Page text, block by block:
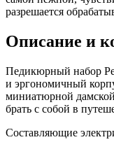
разрешается
Описание и
Педикюрный набор
и эргономичный
миниатюрной
брать с собой в
Составляющие